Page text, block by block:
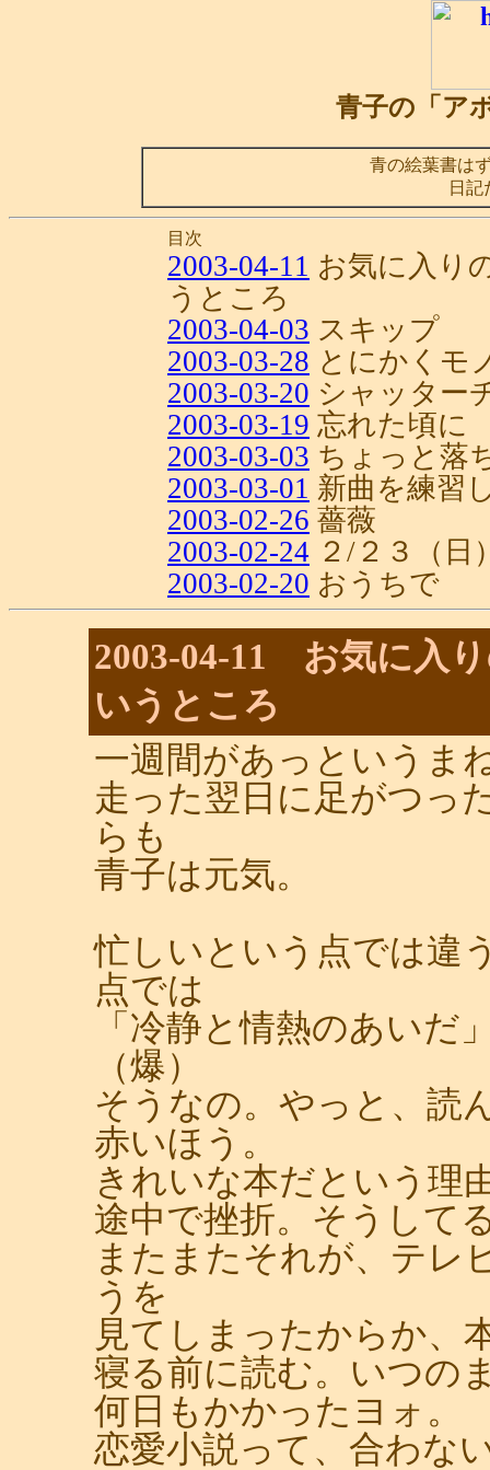
青子の「ア
青の絵葉書は
日記
目次
2003-04-11 お気に入り
うところ
2003-04-03 スキップ
2003-03-28 とにかくモ
2003-03-20 シャッター
2003-03-19 忘れた頃に
2003-03-03 ちょっと落
2003-03-01 新曲を練習
2003-02-26 薔薇
2003-02-24 ２/２３（日
2003-02-20 おうちで
2003-04-11 お気に入
いうところ
一週間があっというま
走った翌日に足がつっ
らも
青子は元気。
忙しいという点では違
点では
「冷静と情熱のあいだ
（爆）
そうなの。やっと、読
赤いほう。
きれいな本だという理
途中で挫折。そうして
またまたそれが、テレ
うを
見てしまったからか、
寝る前に読む。いつの
何日もかかったヨォ。
恋愛小説って、合わな